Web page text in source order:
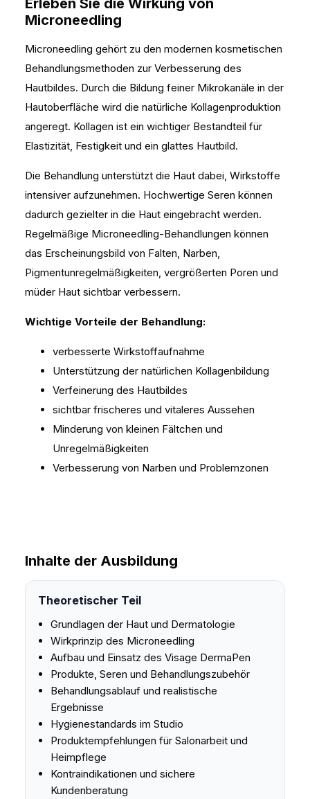
Erleben Sie die Wirkung von
Microneedling
Microneedling gehört zu den modernen kosmetischen
Behandlungsmethoden zur Verbesserung des
Hautbildes. Durch die Bildung feiner Mikrokanäle in der
Hautoberfläche wird die natürliche Kollagenproduktion
angeregt. Kollagen ist ein wichtiger Bestandteil für
Elastizität, Festigkeit und ein glattes Hautbild.
Die Behandlung unterstützt die Haut dabei, Wirkstoffe
intensiver aufzunehmen. Hochwertige Seren können
dadurch gezielter in die Haut eingebracht werden.
Regelmäßige Microneedling-Behandlungen können
das Erscheinungsbild von Falten, Narben,
Pigmentunregelmäßigkeiten, vergrößerten Poren und
müder Haut sichtbar verbessern.
Wichtige Vorteile der Behandlung:
verbesserte Wirkstoffaufnahme
Unterstützung der natürlichen Kollagenbildung
Verfeinerung des Hautbildes
sichtbar frischeres und vitaleres Aussehen
Minderung von kleinen Fältchen und
Unregelmäßigkeiten
Verbesserung von Narben und Problemzonen
Inhalte der Ausbildung
Theoretischer Teil
Grundlagen der Haut und Dermatologie
Wirkprinzip des Microneedling
Aufbau und Einsatz des Visage DermaPen
Produkte, Seren und Behandlungszubehör
Behandlungsablauf und realistische
Ergebnisse
Hygienestandards im Studio
Produktempfehlungen für Salonarbeit und
Heimpflege
Kontraindikationen und sichere
Kundenberatung